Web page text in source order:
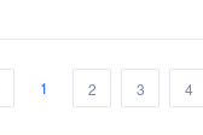
1 2 3 4